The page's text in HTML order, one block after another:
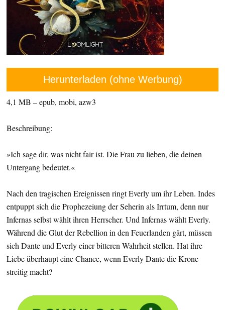
Herunterladen (ohne Werbung)
4,1 MB – epub, mobi, azw3
Beschreibung:
»Ich sage dir, was nicht fair ist. Die Frau zu lieben, die deinen
Untergang bedeutet.«
Nach den tragischen Ereignissen ringt Everly um ihr Leben. Indes
entpuppt sich die Prophezeiung der Seherin als Irrtum, denn nur
Infernas selbst wählt ihren Herrscher. Und Infernas wählt Everly.
Während die Glut der Rebellion in den Feuerlanden gärt, müssen
sich Dante und Everly einer bitteren Wahrheit stellen. Hat ihre
Liebe überhaupt eine Chance, wenn Everly Dante die Krone
streitig macht?